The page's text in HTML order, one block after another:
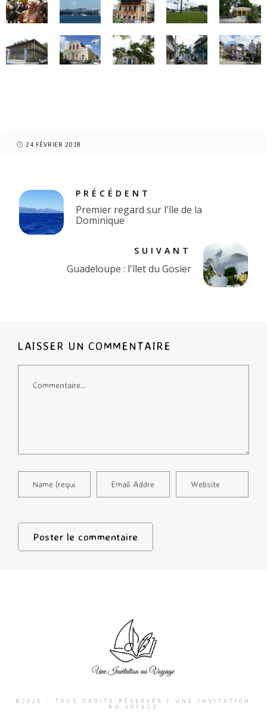
24 FÉVRIER 2018
PRÉCÉDENT
Premier regard sur l'île de la
Dominique
SUIVANT
Guadeloupe : l'îlet du Gosier
LAISSER UN COMMENTAIRE
©2026 - TOUS DROITS RÉSERVÉS I UNE INVITATION
AU VOYAGE